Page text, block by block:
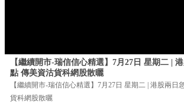
【繼續開市-瑞信信心精選】7月27日 星期二 |
點 傳美資沽貨科網股散曬
【繼續開市-瑞信信心精選】7月27日 星期二 | 港股兩日
貨科網股散曬